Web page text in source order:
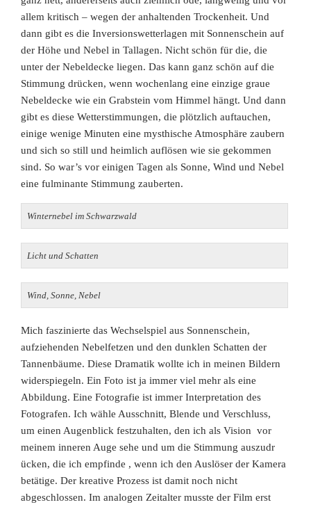
allem kritisch – wegen der anhaltenden Trockenheit.Und
dann gibt es die Inversionswetterlagen mit Sonnenschein auf
der Höhe und Nebel in Tallagen. Nicht schön für die, die
unter der Nebeldecke liegen. Das kann ganz schön auf die
Stimmung drücken, wenn wochenlang eine einzige graue
Nebeldecke wie ein Grabstein vom Himmel hängt. Und dann
gibt es diese Wetterstimmungen, die plötzlich auftauchen,
einige wenige Minuten eine mysthische Atmosphäre zaubern
und sich so still und heimlich auflösen wie sie gekommen
sind. So war’s vor einigen Tagen als Sonne, Wind und Nebel
eine fulminante Stimmung zauberten.
Winternebel im Schwarzwald
Licht und Schatten
Wind, Sonne, Nebel
Mich faszinierte das Wechselspiel aus Sonnenschein,
aufziehenden Nebelfetzen und den dunklen Schatten der
Tannenbäume. Diese Dramatik wollte ich in meinen Bildern
widerspiegeln. Ein Foto ist ja immer viel mehr als eine
Abbildung. Eine Fotografie ist immer Interpretation des
Fotografen. Ich wähle Ausschnitt, Blende und Verschluss,
um einen Augenblick festzuhalten, den ich als Vision vor
meinem inneren Auge sehe und um die Stimmung auszudr
ücken, die ich empfinde , wenn ich den Auslöser der Kamera
betätige. Der kreative Prozess ist damit noch nicht
abgeschlossen. Im analogen Zeitalter musste der Film erst